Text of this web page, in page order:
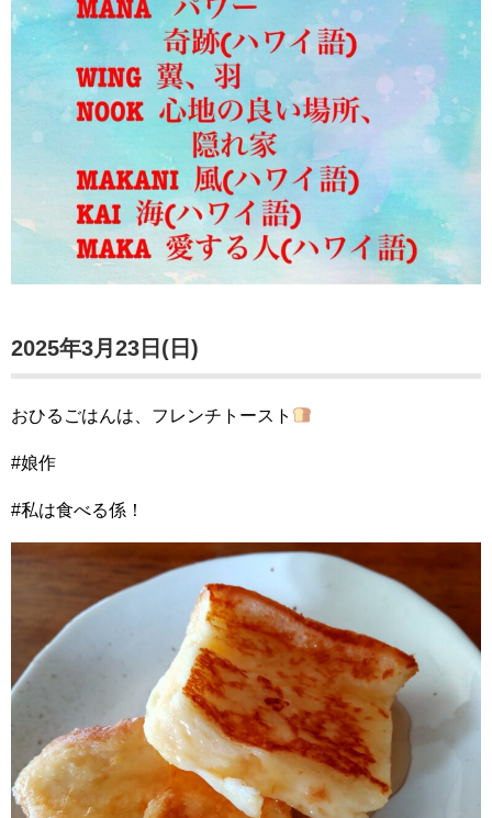
2025年3月23日(日)
おひるごはんは、フレンチトースト
#娘作
#私は食べる係！